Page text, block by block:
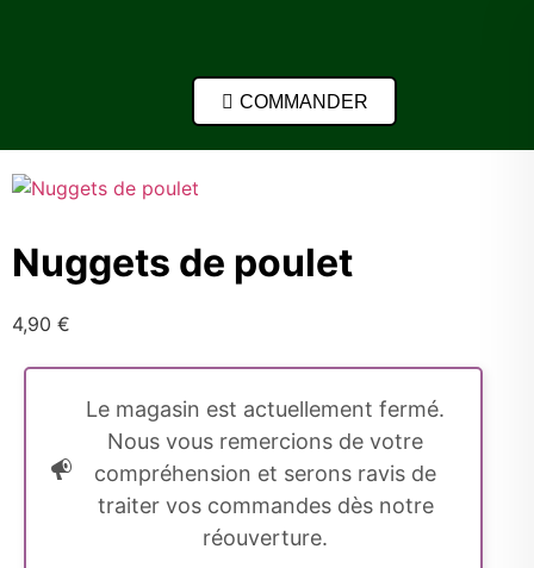
COMMANDER
Nuggets de poulet
4,90 €
Le magasin est actuellement fermé.
Nous vous remercions de votre
compréhension et serons ravis de
traiter vos commandes dès notre
réouverture.